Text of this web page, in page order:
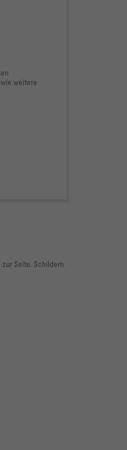
weitere
zur Seite. Schildern